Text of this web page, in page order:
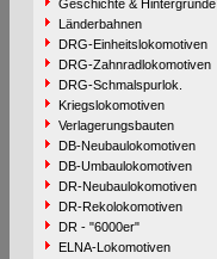
Geschichte & Hintergründe
Länderbahnen
DRG-Einheitslokomotiven
DRG-Zahnradlokomotiven
DRG-Schmalspurlok.
Kriegslokomotiven
Verlagerungsbauten
DB-Neubaulokomotiven
DB-Umbaulokomotiven
DR-Neubaulokomotiven
DR-Rekolokomotiven
DR - "6000er"
ELNA-Lokomotiven